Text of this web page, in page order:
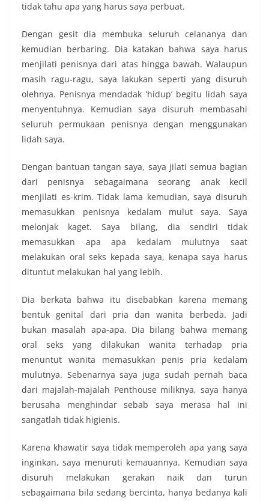
tidak tahu apa yang harus saya perbuat.
Dengan gesit dia membuka seluruh celananya dan
kemudian berbaring. Dia katakan bahwa saya harus
menjilati penisnya dari atas hingga bawah. Walaupun
masih ragu-ragu, saya lakukan seperti yang disuruh
olehnya. Penisnya mendadak ‘hidup’ begitu lidah saya
menyentuhnya. Kemudian saya disuruh membasahi
seluruh permukaan penisnya dengan menggunakan
lidah saya.
Dengan bantuan tangan saya, saya jilati semua bagian
dari penisnya sebagaimana seorang anak kecil
menjilati es-krim. Tidak lama kemudian, saya disuruh
memasukkan penisnya kedalam mulut saya. Saya
melonjak kaget. Saya bilang, dia sendiri tidak
memasukkan apa apa kedalam mulutnya saat
melakukan oral seks kepada saya, kenapa saya harus
dituntut melakukan hal yang lebih.
Dia berkata bahwa itu disebabkan karena memang
bentuk genital dari pria dan wanita berbeda. Jadi
bukan masalah apa-apa. Dia bilang bahwa memang
oral seks yang dilakukan wanita terhadap pria
menuntut wanita memasukkan penis pria kedalam
mulutnya. Sebenarnya saya juga sudah pernah baca
dari majalah-majalah Penthouse miliknya, saya hanya
berusaha menghindar sebab saya merasa hal ini
sangatlah tidak higienis.
Karena khawatir saya tidak memperoleh apa yang saya
inginkan, saya menuruti kemauannya. Kemudian saya
disuruh melakukan gerakan naik dan turun
sebagaimana bila sedang bercinta, hanya bedanya kali